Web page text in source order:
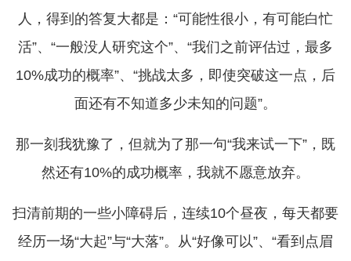
人，得到的答复大都是：“可能性很小，有可能白忙
活”、“一般没人研究这个”、“我们之前评估过，最多
10%成功的概率”、“挑战太多，即使突破这一点，后
面还有不知道多少未知的问题”。
那一刻我犹豫了，但就为了那一句“我来试一下”，既
然还有10%的成功概率，我就不愿意放弃。
扫清前期的一些小障碍后，连续10个昼夜，每天都要
经历一场“大起”与“大落”。从“好像可以”、“看到点眉